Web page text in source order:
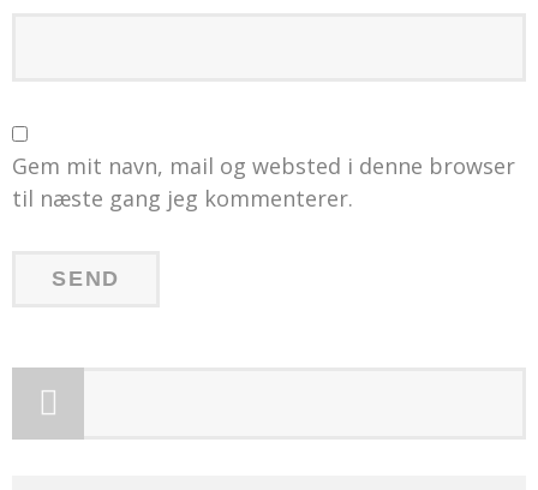
Gem mit navn, mail og websted i denne browser
til næste gang jeg kommenterer.